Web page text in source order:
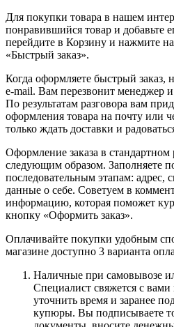
Для покупки товара в нашем
понравившийся товар и добавьте
перейдите в Корзину и нажмите
«Быстрый заказ».
Когда оформляете быстрый
e-mail. Вам перезвонит менеджер и
По результатам разговора вам
оформления товара на почту или
только ждать доставки и
Оформление заказа в
следующим образом. Заполняете
последовательным этапам: адрес,
данные о себе. Советуем в
информацию, которая поможет
кнопку «Оформить заказ».
Оплачивайте покупки удобным
магазине доступно 3 варианта
Наличные при самовывозе
Специалист свяжется с
уточнить время и заранее
купюры. Вы подписываете